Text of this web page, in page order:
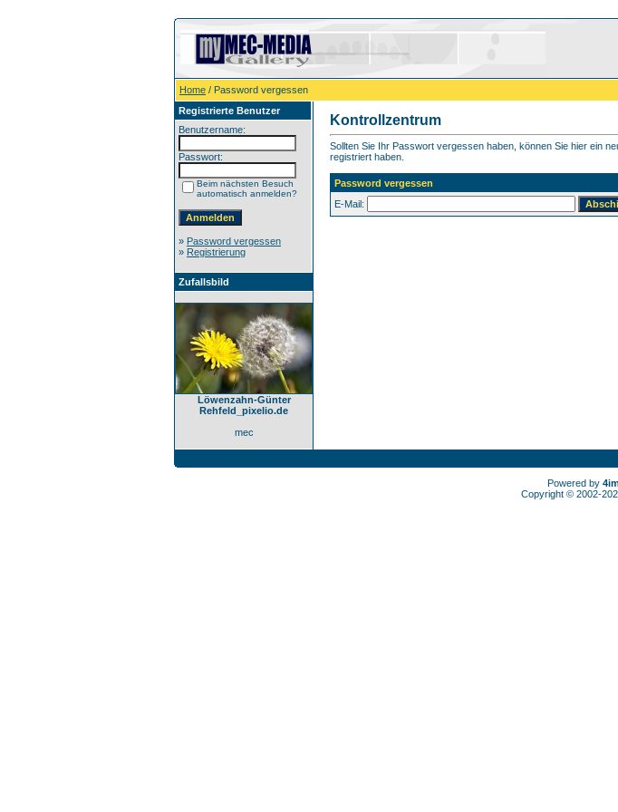
Home / Password vergessen
Registrierte Benutzer
Benutzername:
Passwort:
Beim nächsten Besuch
automatisch anmelden?
» Password vergessen
» Registrierung
Zufallsbild
Löwenzahn-Günter
Rehfeld_pixelio.de
mec
Kontrollzentrum
Sollten Sie Ihr Passwort vergessen haben, können Sie hier ein
registriert haben.
Password vergessen
E-Mail:
Powered by
Copyright © 2002-